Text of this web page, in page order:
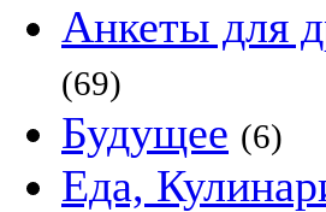
Анкеты для
(69)
Будущее (6)
Еда,